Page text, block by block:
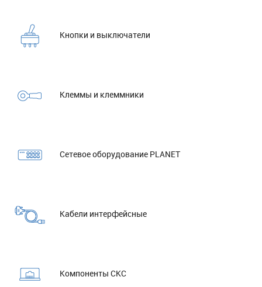
Кнопки и выключатели
Клеммы и клеммники
Сетевое оборудование PLANET
Кабели интерфейсные
Компоненты СКС